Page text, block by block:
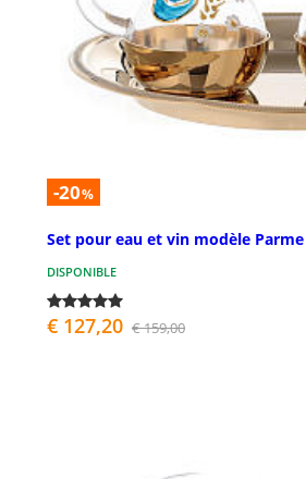
-20%
Set pour eau et vin modèle
DISPONIBLE
€ 127,20 € 159,00